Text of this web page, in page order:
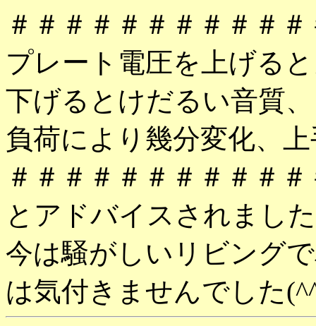
＃＃＃＃＃＃＃＃＃＃
プレート電圧を上げる
下げるとけだるい音質、
負荷により幾分変化、
＃＃＃＃＃＃＃＃＃＃
とアドバイスされまし
今は騒がしいリビング
は気付きませんでした